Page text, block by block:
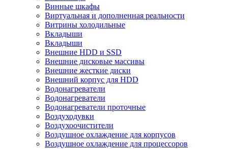
Винные шкафы
Виртуальная и дополненная реальности
Витрины холодильные
Вкладыши
Вкладыши
Внешние HDD и SSD
Внешние дисковые массивы
Внешние жесткие диски
Внешний корпус для HDD
Водонагреватели
Водонагреватели
Водонагреватели проточные
Воздуходувки
Воздухоочистители
Воздушное охлаждение для корпусов
Воздушное охлаждение для процессоров